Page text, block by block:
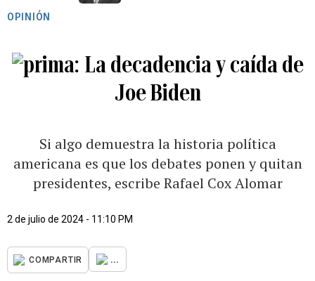
OPINIÓN
La decadencia y caída de
Joe Biden
Si algo demuestra la historia política
americana es que los debates ponen y quitan
presidentes, escribe Rafael Cox Alomar
2 de julio de 2024 - 11:10 PM
COMPARTIR ...